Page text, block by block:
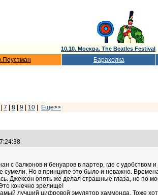
10.10. Москва. The Beatles Festival
Барахолка
7 8 9 10
Еще>>
с балконов и бенуаров в партер, где с
сумели. Но в принципе это было и неважно.
Джексон опять же делал страшные глаза, но по
конечно зрелище!
лучший цифровой эмулятор хаммонда. Тоже